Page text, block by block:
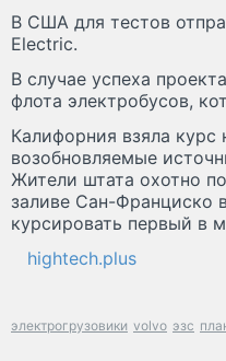
В США для тестов
Electric.
В случае успеха
флота электробусов,
Калифорния взяла курс
возобновляемые
Жители штата охотно
заливе Сан-Франциско
курсировать первый в
hightech.plus
электрогрузовики volvo эзс